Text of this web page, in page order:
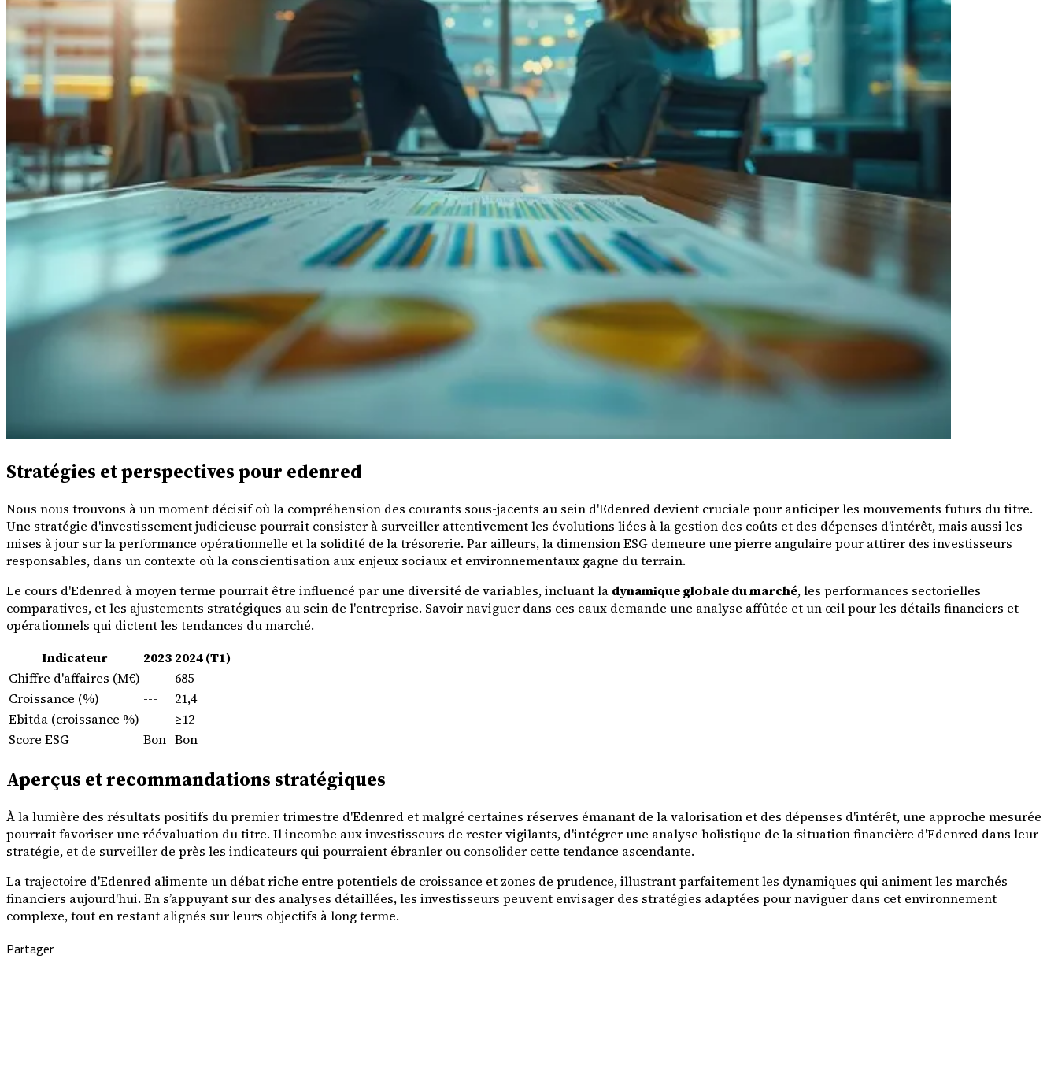
Stratégies et perspectives pour edenred
Nous nous trouvons à un moment décisif où la compréhension des courants sous-jacents au sein d'Edenred devient cruciale pour anticiper les mouvements futurs du titre.
Une stratégie d'investissement judicieuse pourrait consister à surveiller attentivement les évolutions liées à la gestion des coûts et des dépenses d’intérêt, mais aussi les
mises à jour sur la performance opérationnelle et la solidité de la trésorerie. Par ailleurs, la dimension ESG demeure une pierre angulaire pour attirer des investisseurs
responsables, dans un contexte où la conscientisation aux enjeux sociaux et environnementaux gagne du terrain.
Le cours d'Edenred à moyen terme pourrait être influencé par une diversité de variables, incluant la dynamique globale du marché, les performances sectorielles
comparatives, et les ajustements stratégiques au sein de l'entreprise. Savoir naviguer dans ces eaux demande une analyse affûtée et un œil pour les détails financiers et
opérationnels qui dictent les tendances du marché.
Indicateur
2023 2024 (T1)
Chiffre d'affaires (M€) ---
685
Croissance (%)
---
21,4
Ebitda (croissance %) ---
≥12
Score ESG
Bon Bon
Aperçus et recommandations stratégiques
À la lumière des résultats positifs du premier trimestre d'Edenred et malgré certaines réserves émanant de la valorisation et des dépenses d'intérêt, une approche mesurée
pourrait favoriser une réévaluation du titre. Il incombe aux investisseurs de rester vigilants, d'intégrer une analyse holistique de la situation financière d'Edenred dans leur
stratégie, et de surveiller de près les indicateurs qui pourraient ébranler ou consolider cette tendance ascendante.
La trajectoire d'Edenred alimente un débat riche entre potentiels de croissance et zones de prudence, illustrant parfaitement les dynamiques qui animent les marchés
financiers aujourd'hui. En s’appuyant sur des analyses détaillées, les investisseurs peuvent envisager des stratégies adaptées pour naviguer dans cet environnement
complexe, tout en restant alignés sur leurs objectifs à long terme.
Partager